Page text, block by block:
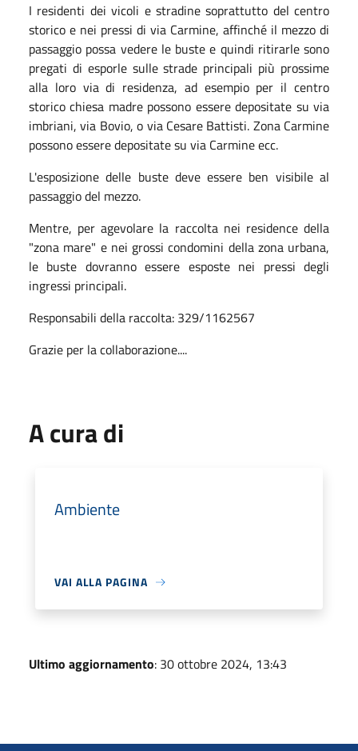
I residenti dei vicoli e stradine soprattutto del centro
storico e nei pressi di via Carmine, affinché il mezzo di
passaggio possa vedere le buste e quindi ritirarle sono
pregati di esporle sulle strade principali più prossime
alla loro via di residenza, ad esempio per il centro
storico chiesa madre possono essere depositate su via
imbriani, via Bovio, o via Cesare Battisti. Zona Carmine
possono essere depositate su via Carmine ecc.
L'esposizione delle buste deve essere ben visibile al
passaggio del mezzo.
Mentre, per agevolare la raccolta nei residence della
"zona mare" e nei grossi condomini della zona urbana,
le buste dovranno essere esposte nei pressi degli
ingressi principali.
Responsabili della raccolta: 329/1162567
Grazie per la collaborazione....
A cura di
Ambiente
VAI ALLA PAGINA
Ultimo aggiornamento: 30 ottobre 2024, 13:43